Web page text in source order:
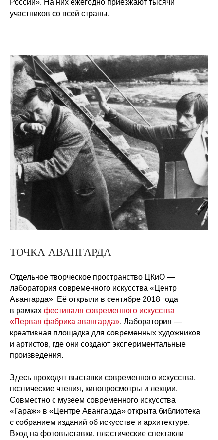
России». На них ежегодно приезжают тысячи
участников со всей страны.
ТОЧКА АВАНГАРДА
Отдельное творческое пространство ЦКиО —
лаборатория современного искусства «Центр
Авангарда». Её открыли в сентябре 2018 года
в рамках фестиваля современного искусства
«Первая фабрика авангарда». Лаборатория —
креативная площадка для современных художников
и артистов, где они создают экспериментальные
произведения.
Здесь проходят выставки современного искусства,
поэтические чтения, кинопросмотры и лекции.
Совместно с музеем современного искусства
«Гараж» в «Центре Авангарда» открыта библиотека
с собранием изданий об искусстве и архитектуре.
Вход на фотовыставки, пластические спектакли